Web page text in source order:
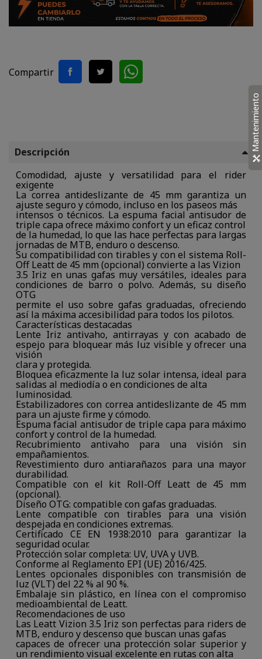
Compartir
Descripción
Comodidad, ajuste y versatilidad para el rider
exigente
La correa antideslizante de 45 mm garantiza un
ajuste seguro y cómodo, incluso en los paseos más
intensos o técnicos. La espuma facial antisudor de
triple capa ofrece máximo confort y un eficaz control
de la humedad, lo que las hace perfectas para largas
jornadas de MTB, enduro o descenso.
Su compatibilidad con tirables y con el sistema Roll-
Off Leatt de 45 mm (opcional) convierte a las Vizion
3.5 Iriz en unas gafas muy versátiles, ideales para
condiciones de barro o polvo. Además, su diseño
OTG
permite el uso sobre gafas graduadas, ofreciendo
así la máxima accesibilidad para todos los pilotos.
Características destacadas
Lente Iriz antivaho, antirrayas y con acabado de
espejo para bloquear más luz visible y ofrecer una
visión
clara y protegida.
Bloquea eficazmente la luz solar intensa, ideal para
salidas al mediodía o en condiciones de alta
luminosidad.
Estabilizadores con correa antideslizante de 45 mm
para un ajuste firme y cómodo.
Espuma facial antisudor de triple capa para máximo
confort y control de la humedad.
Recubrimiento antivaho para una visión sin
empañamientos.
Revestimiento duro antiarañazos para una mayor
durabilidad.
Compatible con el kit Roll-Off Leatt de 45 mm
(opcional).
Diseño OTG: compatible con gafas graduadas.
Lente compatible con tirables para una visión
despejada en condiciones extremas.
Certificado CE EN 1938:2010 para garantizar la
seguridad ocular.
Protección solar completa: UV, UVA y UVB.
Conforme al Reglamento EPI (UE) 2016/425.
Lentes opcionales disponibles con transmisión de
luz (VLT) del 22 % al 90 %.
Embalaje sin plástico, en línea con el compromiso
medioambiental de Leatt.
Recomendaciones de uso
Las Leatt Vizion 3.5 Iriz son perfectas para riders de
MTB, enduro y descenso que buscan unas gafas
capaces de ofrecer una protección solar superior y
un rendimiento visual excelente en rutas con alta
Mantenimiento